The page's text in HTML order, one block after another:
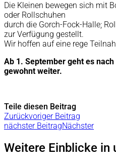
Die Kleinen bewegen sich mit
oder Rollschuhen
durch die Gorch-Fock-Halle;
zur Verfügung gestellt.
Wir hoffen auf eine rege
Ab 1. September geht es
gewohnt weiter.
Teile diesen Beitrag
Zurückvoriger Beitrag
nächster BeitragNächster
Weitere Einblicke in